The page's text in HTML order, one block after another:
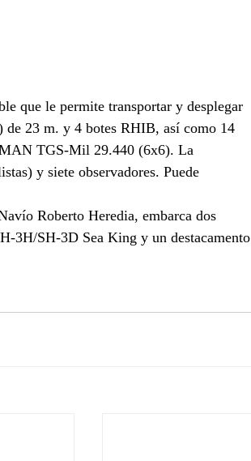
que le permite transportar y desplegar
23 m. y 4 botes RHIB, así como 14
TGS-Mil 29.440 (6x6). La
y siete observadores. Puede
Roberto Heredia, embarca dos
3H/SH-3D Sea King y un destacamento